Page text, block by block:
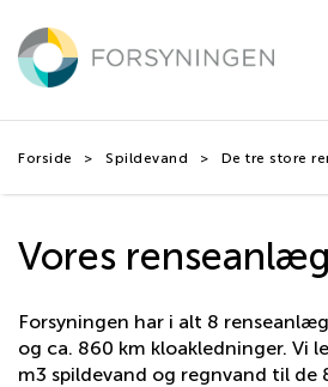
hovedindhold
Forside Spildevand De tre store
Vores renseanlæg
Forsyningen har i alt 8
og ca. 860 km kloakledninger. Vi
m3 spildevand og regnvand til de